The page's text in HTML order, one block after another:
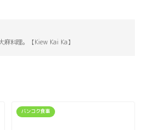
料理。【Kiew Kai Ka】
バンコク食事